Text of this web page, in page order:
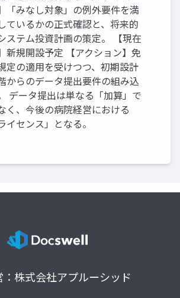
「みなし対象」の例外要件を満
ているかの正式確認と、将来的
ステム投資計画の策定。 【現在
新規開設予定 【アクション】免
定の適用を受けつつ、初期設計
からのデータ提出要件の組み込
データ提出は単なる「加算」で
く、今後の病院経営における
イセンス」となる。
：株式会社アプルーシッド